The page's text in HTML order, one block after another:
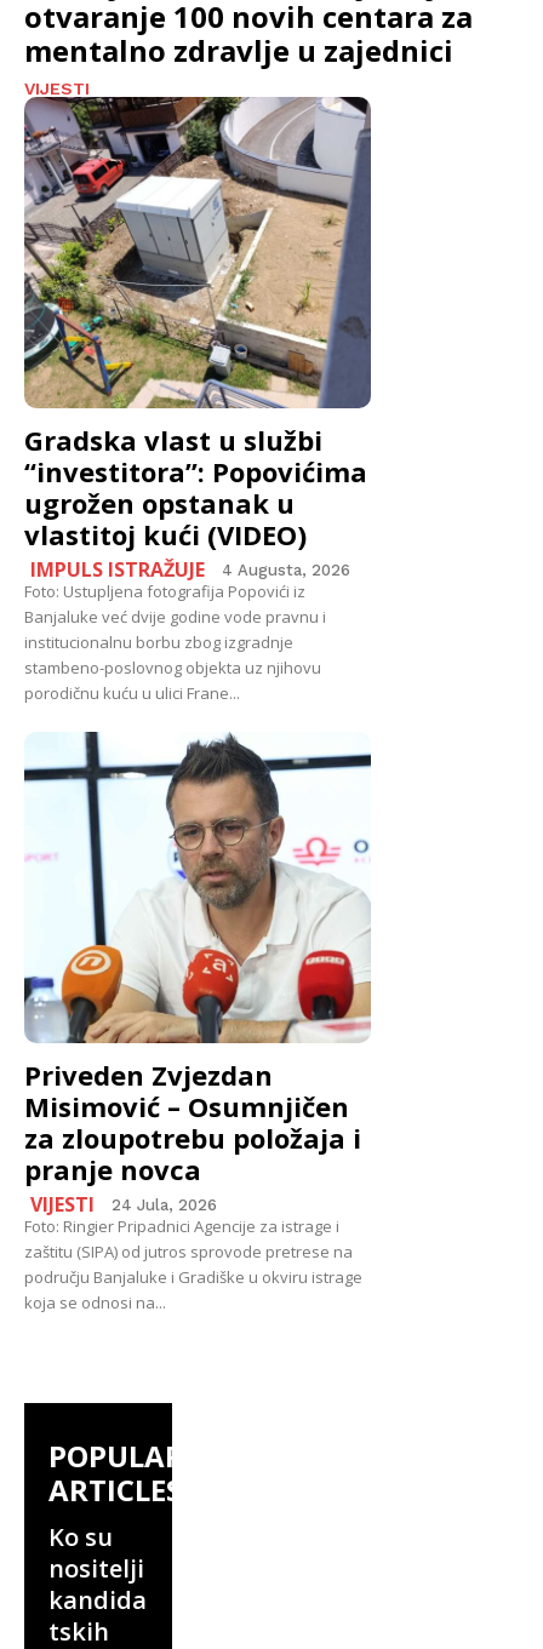
otvaranje 100 novih centara za
mentalno zdravlje u zajednici
VIJESTI
Gradska vlast u službi
“investitora”: Popovićima
ugrožen opstanak u
vlastitoj kući (VIDEO)
IMPULS ISTRAŽUJE 4 Augusta, 2026
Foto: Ustupljena fotografija Popovići iz
Banjaluke već dvije godine vode pravnu i
institucionalnu borbu zbog izgradnje
stambeno-poslovnog objekta uz njihovu
porodičnu kuću u ulici Frane...
Priveden Zvjezdan
Misimović – Osumnjičen
za zloupotrebu položaja i
pranje novca
VIJESTI 24 Jula, 2026
Foto: Ringier Pripadnici Agencije za istrage i
zaštitu (SIPA) od jutros sprovode pretrese na
području Banjaluke i Gradiške u okviru istrage
koja se odnosi na...
POPULAR
ARTICLES
Ko su
nositelji
kandida
tskih